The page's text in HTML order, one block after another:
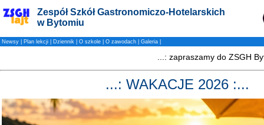
Zespół Szkół Gastronomiczo-Hotelarskich
w Bytomiu
Newsy Plan lekcji Dziennik O szkole O zawodach Galeria
...: WAKACJE 2026 :...